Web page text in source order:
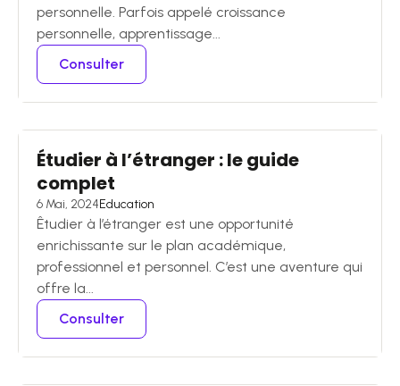
personnelle. Parfois appelé croissance
personnelle, apprentissage...
Consulter
Étudier à l’étranger : le guide
complet
6 Mai, 2024Education
Êtudier à l’étranger est une opportunité
enrichissante sur le plan académique,
professionnel et personnel. C’est une aventure qui
offre la...
Consulter